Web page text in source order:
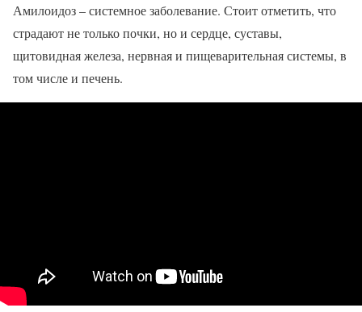
Амилоидоз – системное заболевание. Стоит отметить, что
страдают не только почки, но и сердце, суставы,
щитовидная железа, нервная и пищеварительная системы, в
том числе и печень.